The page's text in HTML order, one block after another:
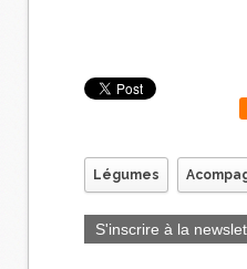
Légumes
S'inscrire à la